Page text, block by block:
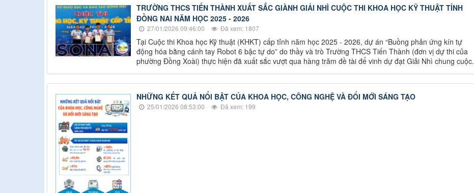
TRƯỜNG THCS TIẾN THÀNH XUẤT SẮC GIÀNH GIẢI NHÌ CUỘC THI KHOA HỌC KỸ THUẬT TỈNH
ĐỒNG NAI NĂM HỌC 2025 - 2026
27/01/2026 09:46:00 Đã xem: 1807
Tại Cuộc thi Khoa học Kỹ thuật (KHKT) cấp tỉnh năm học 2025 - 2026, dự án “Buồng phản ứng kín tự
động hóa bằng cánh tay Robot 6 bậc tự do” do thầy và trò Trường THCS Tiến Thành (đơn vị dự thi của
phường Đồng Xoài) thực hiện đã xuất sắc vượt qua hàng trăm đề tài để vinh dự đạt Giải Nhì chung cuộc.
NHỮNG KẾT QUẢ NỔI BẬT CỦA KHOA HỌC, CÔNG NGHỆ VÀ ĐỔI MỚI SÁNG TẠO
25/01/2026 08:53:00 Đã xem: 199